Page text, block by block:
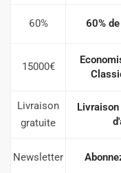
60% 60%
15000€
Livraison
gratuite
Newsletter